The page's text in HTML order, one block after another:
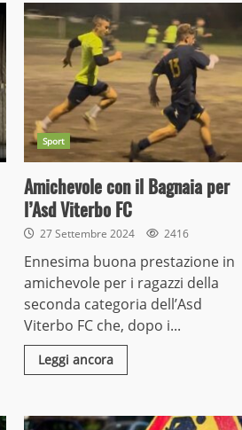
Sport
Amichevole con il Bagnaia per
l’Asd Viterbo FC
27 Settembre 2024 2416
Ennesima buona prestazione in
amichevole per i ragazzi della
seconda categoria dell’Asd
Viterbo FC che, dopo i...
Leggi ancora